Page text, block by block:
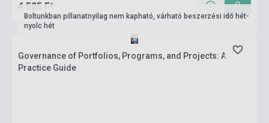
4 525 Ft
Boltunkban pillanatnyilag nem kapható, várható beszerzési idő hét-
nyolc hét
Governance of Portfolios, Programs, and Projects: A
Practice Guide